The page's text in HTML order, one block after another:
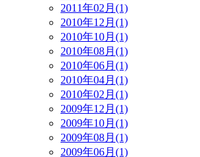
2011年02月(1)
2010年12月(1)
2010年10月(1)
2010年08月(1)
2010年06月(1)
2010年04月(1)
2010年02月(1)
2009年12月(1)
2009年10月(1)
2009年08月(1)
2009年06月(1)